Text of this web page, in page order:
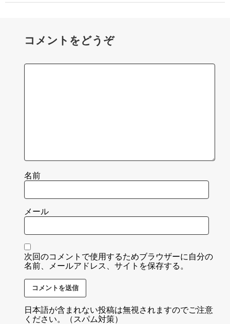
コメントをどうぞ
名前
メール
次回のコメントで使用するためブラウザーに自分の
名前、メールアドレス、サイトを保存する。
日本語が含まれない投稿は無視されますのでご注意
ください。（スパム対策）